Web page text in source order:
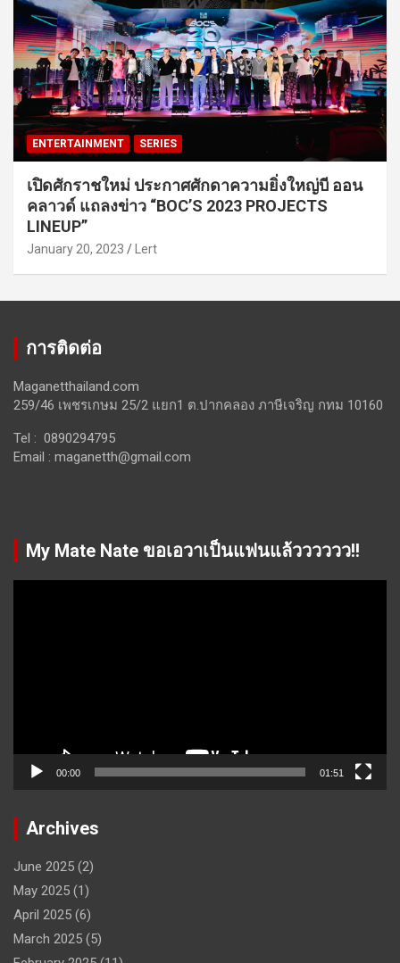
ENTERTAINMENT SERIES
เปิดศักราชใหม่ ประกาศศักดาความยิ่งใหญ่บี ออน
คลาวด์ แถลงข่าว “BOC’S 2023 PROJECTS
LINEUP”
January 20, 2023 Lert
การติดต่อ
Maganetthailand.com
259/46 เพชรเกษม 25/2 แยก1 ต.ปากคลอง ภาษีเจริญ กทม 10160
Tel : 0890294795
Email : maganetth@gmail.com
My Mate Nate ขอเอวาเป็นแฟนแล้วววววว!!
00:00 01:51
Archives
June 2025 (2)
May 2025 (1)
April 2025 (6)
March 2025 (5)